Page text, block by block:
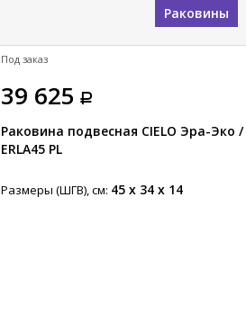
Раковины
39 625
Раковина подвесная CIELO Эра-Эко /
ERLA45 PL
Размеры (ШГВ), см: 45 x 34 x 14
Под заказ